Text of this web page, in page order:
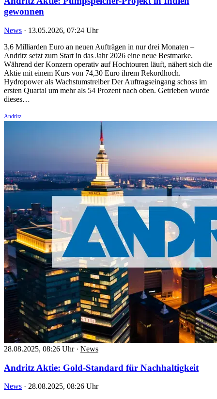
gewonnen
News · 13.05.2026, 07:24 Uhr
3,6 Milliarden Euro an neuen Aufträgen in nur drei Monaten –
Andritz setzt zum Start in das Jahr 2026 eine neue Bestmarke.
Während der Konzern operativ auf Hochtouren läuft, nähert sich die
Aktie mit einem Kurs von 74,30 Euro ihrem Rekordhoch.
Hydropower als Wachstumstreiber Der Auftragseingang schoss im
ersten Quartal um mehr als 54 Prozent nach oben. Getrieben wurde
dieses…
Andritz
28.08.2025, 08:26 Uhr · News
Andritz Aktie: Gold-Standard für Nachhaltigkeit
News · 28.08.2025, 08:26 Uhr